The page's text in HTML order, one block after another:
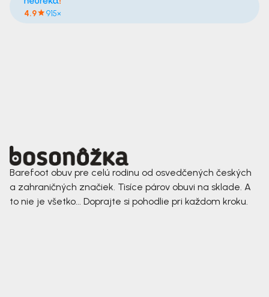
4.9 915×
Barefoot obuv pre celú rodinu od osvedčených českých
a zahraničných značiek. Tisíce párov obuvi na sklade. A
to nie je všetko... Doprajte si pohodlie pri každom kroku.